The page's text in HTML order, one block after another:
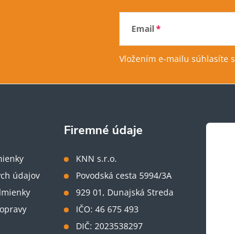
Email
Vložením e-mailu súhlasíte s
údajov
Firemné údaje
KNN s.r.o.
Povodská cesta 5994/3A
929 01, Dunajská Streda
IČO: 46 675 493
DIČ: 2023538297